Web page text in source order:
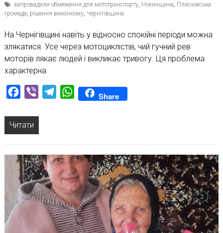
запровадили обмеження для мототранспорту, Ніжинщина, Плисківська
громада, рішення виконкому, Чернігівщина
На Чернігівщині навіть у відносно спокійні періоди можна
злякатися. Усе через мотоциклістів, чий гучний рев
моторів лякає людей і викликає тривогу. Ця проблема
характерна
Facebook
Viber TelegramWhatsAppShare
Читати